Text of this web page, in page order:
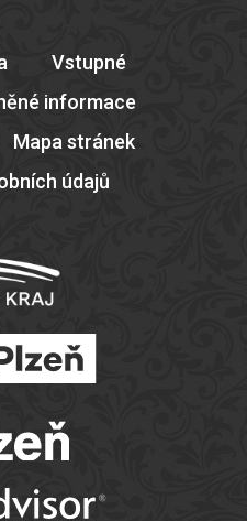
Vstupné
informace
Mapa stránek
údajů